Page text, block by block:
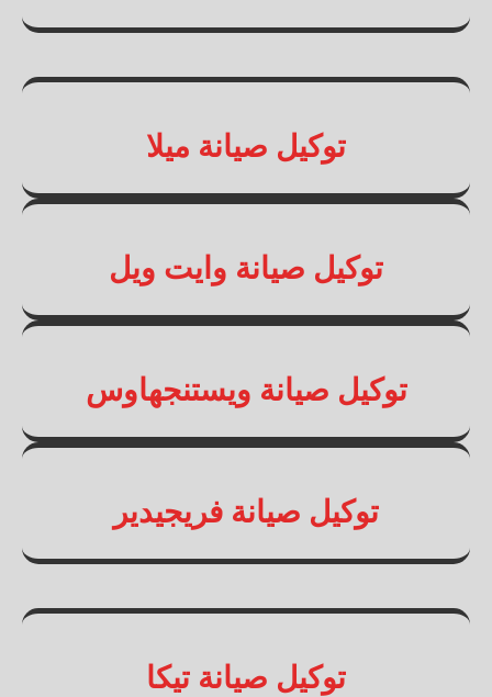
توكيل صيانة ميلا
توكيل صيانة وايت ويل
توكيل صيانة ويستنجهاوس
توكيل صيانة فريجيدير
توكيل صيانة تيكا